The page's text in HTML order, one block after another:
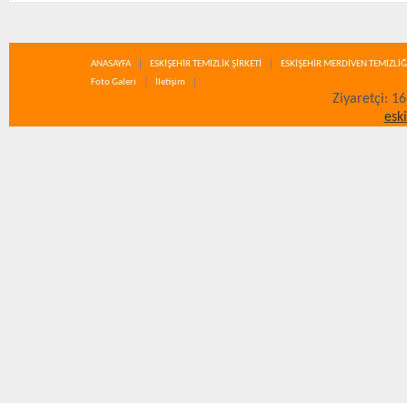
ANASAYFA ESKİŞEHİR TEMİZLİK ŞİRKETİ
ESKİŞEHİR MERDİVEN
Foto Galeri
İletişim
Ziyaretçi: